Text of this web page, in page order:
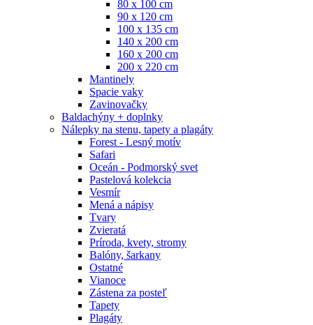
80 x 100 cm
90 x 120 cm
100 x 135 cm
140 x 200 cm
160 x 200 cm
200 x 220 cm
Mantinely
Spacie vaky
Zavinovačky
Baldachýny + doplnky
Nálepky na stenu, tapety a plagáty
Forest - Lesný motív
Safari
Oceán - Podmorský svet
Pastelová kolekcia
Vesmír
Mená a nápisy
Tvary
Zvieratá
Príroda, kvety, stromy
Balóny, šarkany
Ostatné
Vianoce
Zástena za posteľ
Tapety
Plagáty